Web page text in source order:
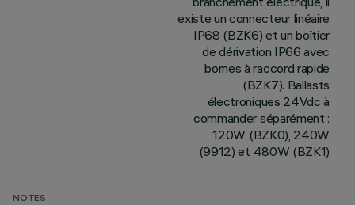
existe un connecteur linéaire
IP68 (BZK6) et un boîtier
de dérivation IP66 avec
bornes à raccord rapide
(BZK7). Ballasts
électroniques 24Vdc à
commander séparément :
120W (BZK0), 240W
(9912) et 480W (BZK1)
NOTES